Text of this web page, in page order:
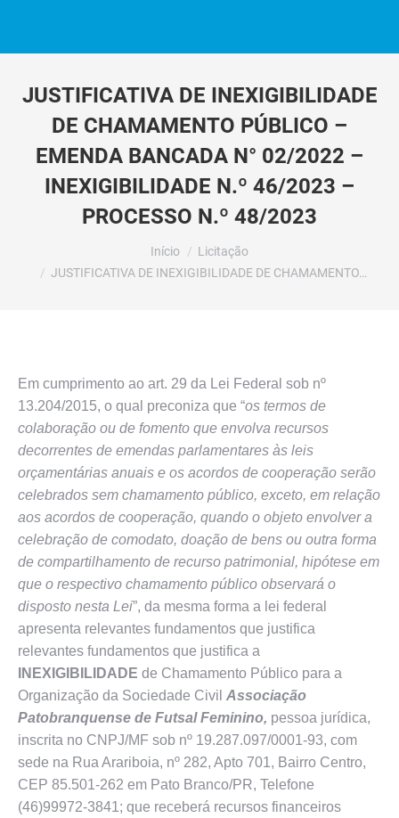
JUSTIFICATIVA DE INEXIGIBILIDADE
DE CHAMAMENTO PÚBLICO –
EMENDA BANCADA N° 02/2022 –
INEXIGIBILIDADE N.º 46/2023 –
PROCESSO N.º 48/2023
Início
Licitação
JUSTIFICATIVA DE INEXIGIBILIDADE DE CHAMAMENTO…
Em cumprimento ao art. 29 da Lei Federal sob nº
13.204/2015, o qual preconiza que “os termos de
colaboração ou de fomento que envolva recursos
decorrentes de emendas parlamentares às leis
orçamentárias anuais e os acordos de cooperação serão
celebrados sem chamamento público, exceto, em relação
aos acordos de cooperação, quando o objeto envolver a
celebração de comodato, doação de bens ou outra forma
de compartilhamento de recurso patrimonial, hipótese em
que o respectivo chamamento público observará o
disposto nesta Lei”, da mesma forma a lei federal
apresenta relevantes fundamentos que justifica
relevantes fundamentos que justifica a
INEXIGIBILIDADE de Chamamento Público para a
Organização da Sociedade Civil Associação
Patobranquense de Futsal Feminino, pessoa jurídica,
inscrita no CNPJ/MF sob nº 19.287.097/0001-93, com
sede na Rua Arariboia, nº 282, Apto 701, Bairro Centro,
CEP 85.501-262 em Pato Branco/PR, Telefone
(46)99972-3841; que receberá recursos financeiros